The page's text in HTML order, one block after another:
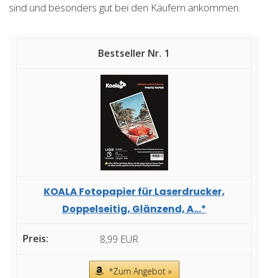
sind und besonders gut bei den Käufern ankommen.
1
KOALA Fotopapier für Laserdrucker,
Doppelseitig, Glänzend, A...*
8,99 EUR
*Zum Angebot »